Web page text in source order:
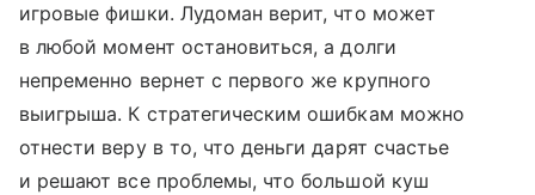
игровые фишки. Лудоман верит, что может
в любой момент остановиться, а долги
непременно вернет с первого же крупного
выигрыша. К стратегическим ошибкам можно
отнести веру в то, что деньги дарят счастье
и решают все проблемы, что большой куш